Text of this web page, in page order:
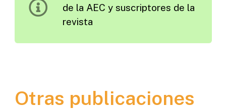
Peaje
Portuguesas
de la AEC y suscriptores de la
revista
Otras publicaciones